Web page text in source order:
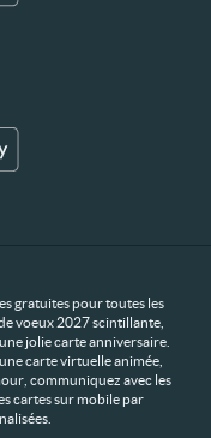
gratuites pour toutes les
voeux 2027 scintillante,
jolie carte anniversaire.
carte virtuelle animée,
communiquez avec les
cartes sur mobile par